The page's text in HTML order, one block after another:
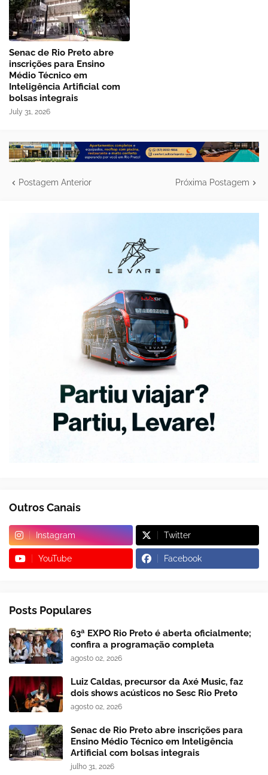
Senac de Rio Preto abre
inscrições para Ensino
Médio Técnico em
Inteligência Artificial com
bolsas integrais
July 31, 2026
Postagem Anterior Próxima Postagem
Outros Canais
Instagram Twitter
YouTube Facebook
Posts Populares
63ª EXPO Rio Preto é aberta oficialmente;
confira a programação completa
agosto 02, 2026
Luiz Caldas, precursor da Axé Music, faz
dois shows acústicos no Sesc Rio Preto
agosto 02, 2026
Senac de Rio Preto abre inscrições para
Ensino Médio Técnico em Inteligência
Artificial com bolsas integrais
julho 31, 2026